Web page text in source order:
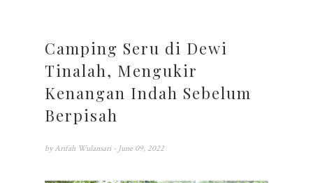
Camping Seru di Dewi
Tinalah, Mengukir
Kenangan Indah Sebelum
Berpisah
by Arifah Wulansari - June 09, 2022